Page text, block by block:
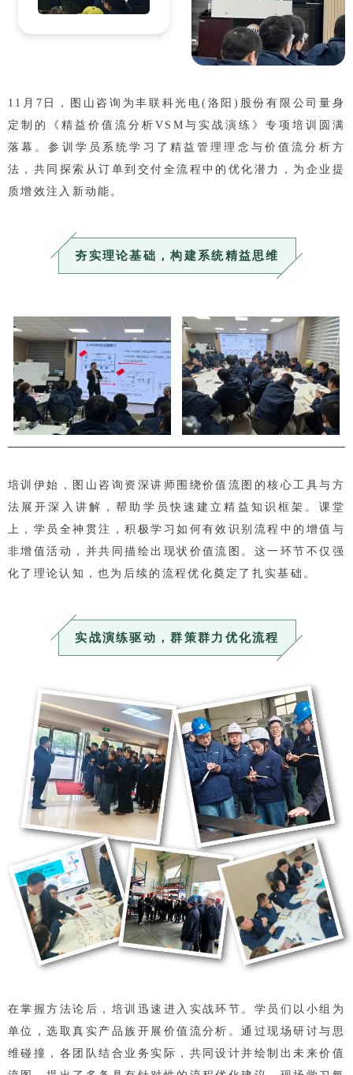
11月7日，图山咨询为丰联科光电(洛阳)股份有限公司量身
定制的《精益价值流分析VSM与实战演练》专项培训圆满
落幕。参训学员系统学习了精益管理理念与价值流分析方
法，共同探索从订单到交付全流程中的优化潜力，为企业提
质增效注入新动能。
夯实理论基础，构建系统精益思维
培训伊始，图山咨询资深讲师围绕价值流图的核心工具与方
法展开深入讲解，帮助学员快速建立精益知识框架。课堂
上，学员全神贯注，积极学习如何有效识别流程中的增值与
非增值活动，并共同描绘出现状价值流图。这一环节不仅强
化了理论认知，也为后续的流程优化奠定了扎实基础。
实战演练驱动，群策群力优化流程
在掌握方法论后，培训迅速进入实战环节。学员们以小组为
单位，选取真实产品族开展价值流分析。通过现场研讨与思
维碰撞，各团队结合业务实际，共同设计并绘制出未来价值